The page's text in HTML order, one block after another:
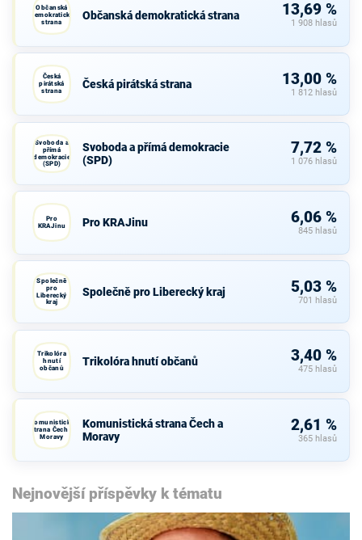
Občanská
demokratická
strana
Občanská demokratická strana 13,69 %
1 908 hlasů
Česká
pirátská
strana
Česká pirátská strana 13,00 %
1 812 hlasů
Svoboda a
přímá
demokracie
(SPD)
Svoboda a přímá demokracie
(SPD)
7,72 %
1 076 hlasů
Pro
KRAJinu
Pro KRAJinu 6,06 %
845 hlasů
Společně
pro
Liberecký
kraj
Společně pro Liberecký kraj 5,03 %
701 hlasů
Trikolóra
hnutí
občanů
Trikolóra hnutí občanů 3,40 %
475 hlasů
Komunistická
strana Čech a
Moravy
Komunistická strana Čech a
Moravy
2,61 %
365 hlasů
Nejnovější příspěvky k tématu